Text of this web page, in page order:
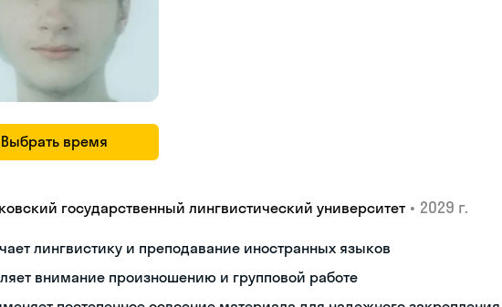
Выбрать время
государственный лингвистический университет • 2029 г.
лингвистику и преподавание иностранных языков
внимание произношению и групповой работе